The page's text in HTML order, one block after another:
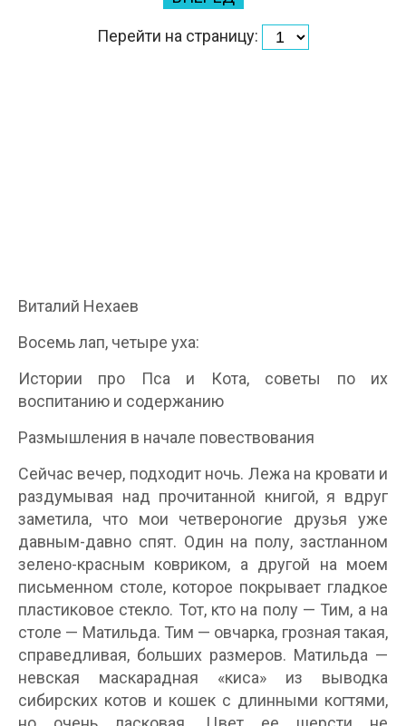
Перейти на страницу:
Виталий Нехаев
Восемь лап, четыре уха:
Истории про Пса и Кота, советы по их
воспитанию и содержанию
Размышления в начале повествования
Сейчас вечер, подходит ночь. Лежа на кровати и
раздумывая над прочитанной книгой, я вдруг
заметила, что мои четвероногие друзья уже
давным-давно спят. Один на полу, застланном
зелено-красным ковриком, а другой на моем
письменном столе, которое покрывает гладкое
пластиковое стекло. Тот, кто на полу — Тим, а на
столе — Матильда. Тим — овчарка, грозная такая,
справедливая, больших размеров. Матильда —
невская маскарадная «киса» из выводка
сибирских котов и кошек с длинными когтями,